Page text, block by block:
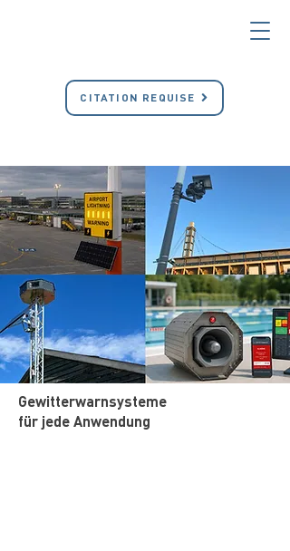
CITATION REQUISE
Gewitterwarnsysteme
für jede Anwendung